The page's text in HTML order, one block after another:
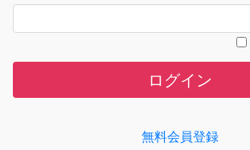
ログイン
無料会員登録